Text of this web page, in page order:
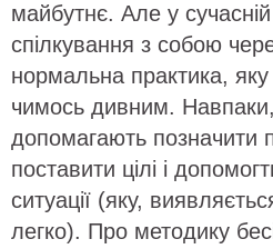
майбутнє. Але у сучасній
спілкування з собою
нормальна практика,
чимось дивним.
допомагають позначити
поставити цілі і
ситуації (яку,
легко). Про методику